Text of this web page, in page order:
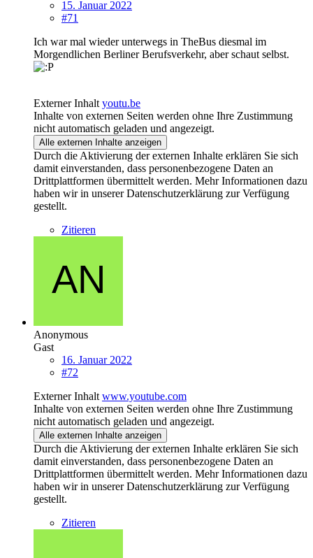
15. Januar 2022
#71
Ich war mal wieder unterwegs in TheBus diesmal im
Morgendlichen Berliner Berufsverkehr, aber schaut selbst.
Externer Inhalt youtu.be
Inhalte von externen Seiten werden ohne Ihre Zustimmung
nicht automatisch geladen und angezeigt.
Alle externen Inhalte anzeigen
Durch die Aktivierung der externen Inhalte erklären Sie sich
damit einverstanden, dass personenbezogene Daten an
Drittplattformen übermittelt werden. Mehr Informationen dazu
haben wir in unserer Datenschutzerklärung zur Verfügung
gestellt.
Zitieren
Anonymous
Gast
16. Januar 2022
#72
Externer Inhalt www.youtube.com
Inhalte von externen Seiten werden ohne Ihre Zustimmung
nicht automatisch geladen und angezeigt.
Alle externen Inhalte anzeigen
Durch die Aktivierung der externen Inhalte erklären Sie sich
damit einverstanden, dass personenbezogene Daten an
Drittplattformen übermittelt werden. Mehr Informationen dazu
haben wir in unserer Datenschutzerklärung zur Verfügung
gestellt.
Zitieren